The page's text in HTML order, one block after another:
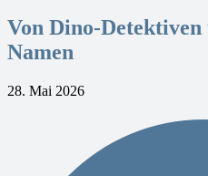
Von Dino-
Namen
28. Mai 2026